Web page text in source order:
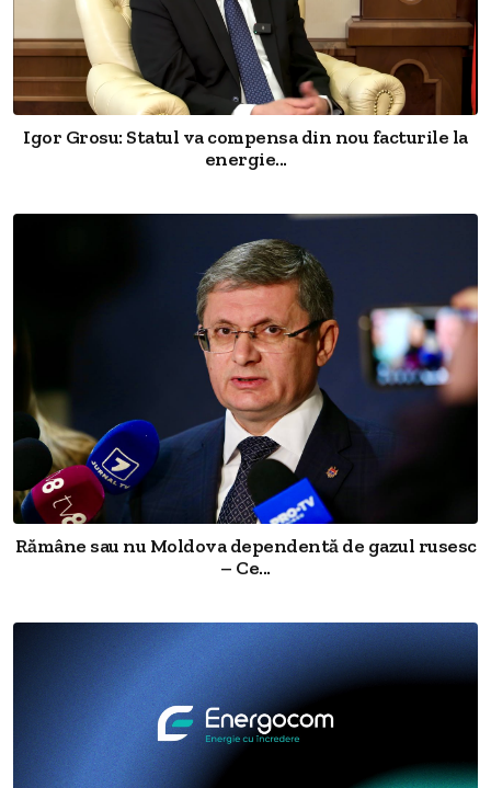
Igor Grosu: Statul va compensa din nou facturile la
energie...
Rămâne sau nu Moldova dependentă de gazul rusesc
– Ce...